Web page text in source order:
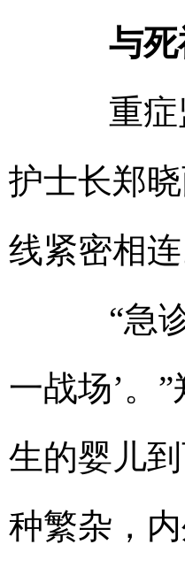
与
重症监
护士长郑
线紧密相连
“急诊
一战场’。
生的婴儿
种繁杂，内